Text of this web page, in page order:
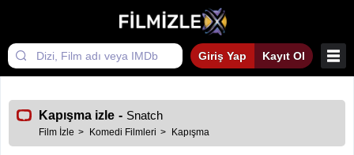
Giriş Yap Kayıt Ol
Kapışma izle - Snatch
Film İzle Komedi Filmleri Kapışma